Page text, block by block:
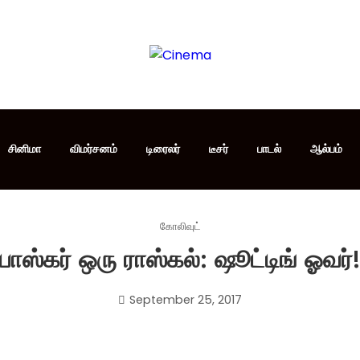
சினிமா விமர்சனம் டிரைலர் டீசர் பாடல் ஆல்பம்
கோலிவுட்
பாஸ்கர் ஒரு ராஸ்கல்: ஷூட்டிங் ஓவர்!
September 25, 2017